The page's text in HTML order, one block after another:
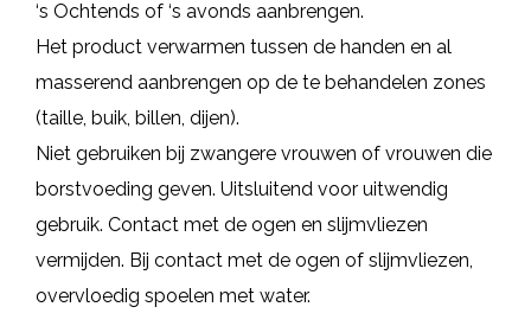
‘s Ochtends of ‘s avonds aanbrengen.
Het product verwarmen tussen de handen en al
masserend aanbrengen op de te behandelen zones
(taille, buik, billen, dijen).
Niet gebruiken bij zwangere vrouwen of vrouwen die
borstvoeding geven. Uitsluitend voor uitwendig
gebruik. Contact met de ogen en slijmvliezen
vermijden. Bij contact met de ogen of slijmvliezen,
overvloedig spoelen met water.